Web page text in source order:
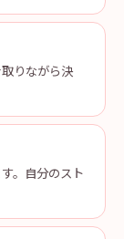
りながら決
。自分のスト